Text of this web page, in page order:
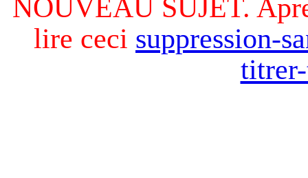
NOUVEAU SUJET.
lire ceci suppression-